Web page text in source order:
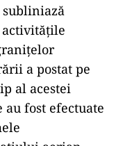
subliniază
activitățile
a postat pe
al acestei
fost efectuate